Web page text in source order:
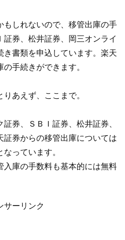
もしれないので、移管出庫の手
券、松井証券、岡三オンライ
き書類を申込しています。楽天
手続きができます。
あえず、ここまで。
券、ＳＢＩ証券、松井証券、
証券からの移管出庫については
っています。
入庫の手数料も基本的には無料
サーリンク